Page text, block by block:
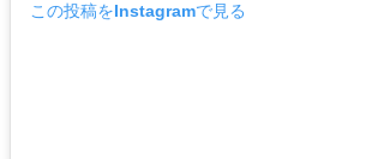
この投稿をInstagramで見る